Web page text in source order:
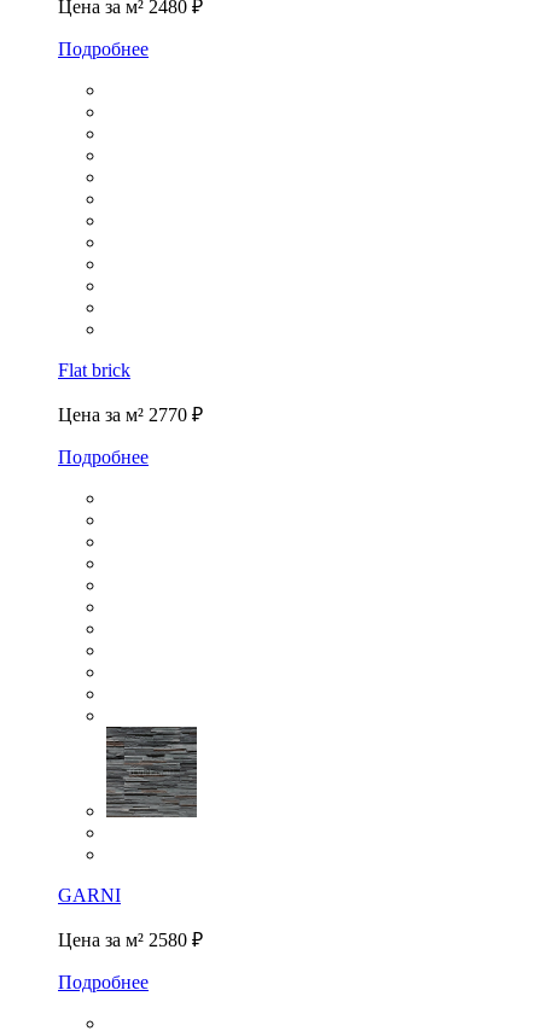
Цена за м² 2480 ₽
Подробнее
Flat brick
Цена за м² 2770 ₽
Подробнее
GARNI
Цена за м² 2580 ₽
Подробнее